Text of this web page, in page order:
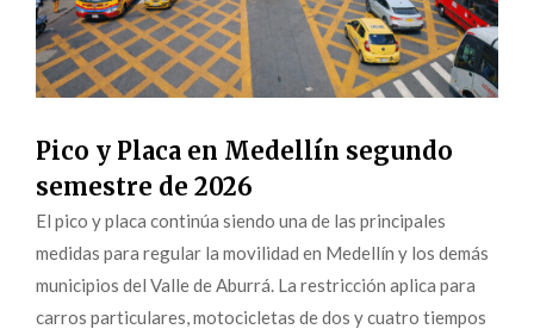
Pico y Placa en Medellín segundo
semestre de 2026
El pico y placa continúa siendo una de las principales
medidas para regular la movilidad en Medellín y los demás
municipios del Valle de Aburrá. La restricción aplica para
carros particulares, motocicletas de dos y cuatro tiempos